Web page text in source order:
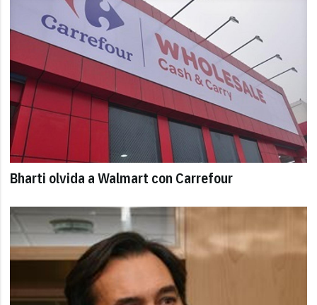
Bharti olvida a Walmart con Carrefour